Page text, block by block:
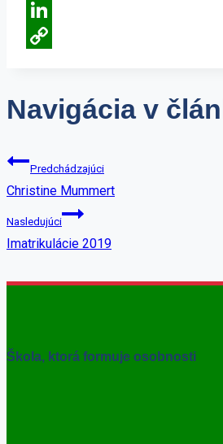
Email
LinkedIn
Navigácia v
Predchádzajúci
Christine Mummert
Nasledujúci
Imatrikulácie 2019
Škola, ktorá formuje osobnosti